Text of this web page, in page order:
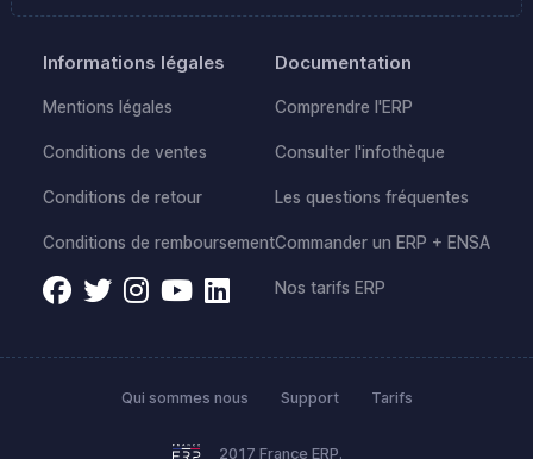
Informations légales
Mentions légales
Conditions de ventes
Conditions de retour
Conditions de remboursement
Documentation
Comprendre l'ERP
Consulter l'infothèque
Les questions fréquentes
Commander un ERP + ENSA
Nos tarifs ERP
2017 France ERP.
Qui sommes nous Support Tarifs